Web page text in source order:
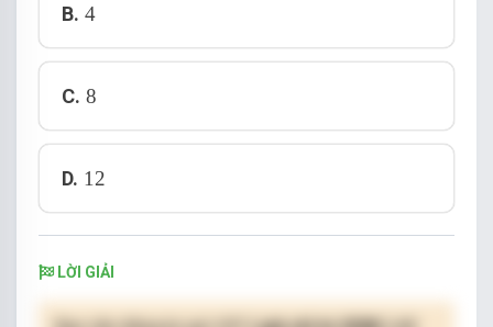
B. 4
C. 8
D. 12
LỜI GIẢI